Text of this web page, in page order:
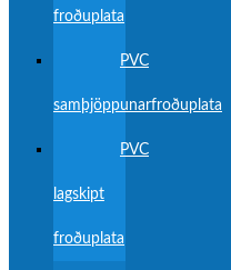
froðuplata
PVC
samþjöppunarfroðuplata
PVC
lagskipt
froðuplata